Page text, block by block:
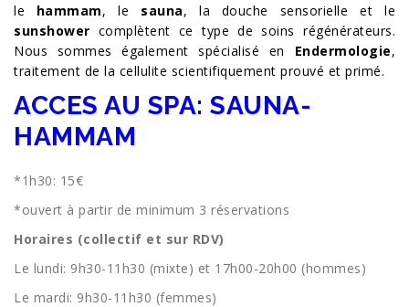
le hammam, le sauna, la douche sensorielle et le
sunshower complètent ce type de soins régénérateurs.
Nous sommes également spécialisé en Endermologie,
traitement de la cellulite scientifiquement prouvé et primé.
ACCES AU SPA: SAUNA-
HAMMAM
*1h30: 15€
*ouvert à partir de minimum 3 réservations
Horaires (collectif et sur RDV)
Le lundi: 9h30-11h30 (mixte) et 17h00-20h00 (hommes)
Le mardi: 9h30-11h30 (femmes)